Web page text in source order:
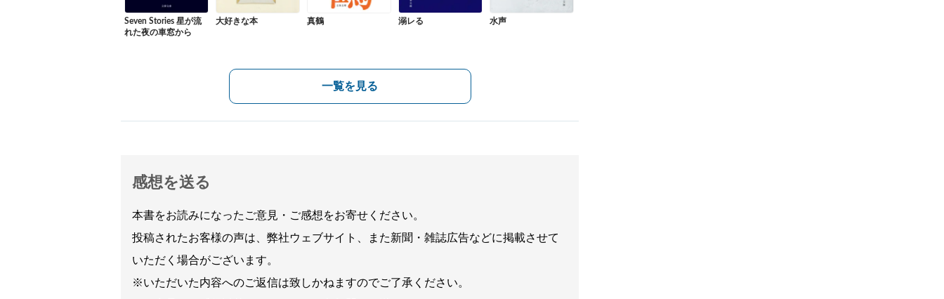
Seven Stories 星が流
れた夜の車窓から
大好きな本 真鶴 溺レる 水声
一覧を見る
感想を送る
本書をお読みになったご意見・ご感想をお寄せください。
投稿されたお客様の声は、弊社ウェブサイト、また新聞・雑誌広告などに掲載させて
いただく場合がございます。
※いただいた内容へのご返信は致しかねますのでご了承ください。